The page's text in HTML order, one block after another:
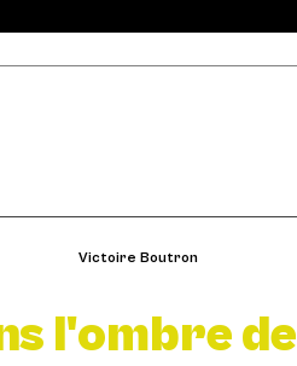
l'ombre
Victoire Boutron